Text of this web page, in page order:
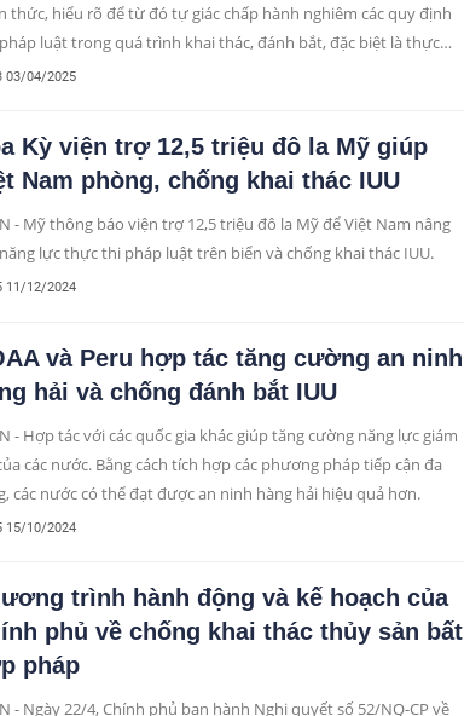
thức, hiểu rõ để từ đó tự giác chấp hành nghiêm các quy định
luật trong quá trình khai thác, đánh bắt, đặc biệt là thực
các khuyến nghị của Ủy ban châu Âu (EC) để chung tay cùng
03/04/2025
Kỳ viện trợ 12,5 triệu đô la Mỹ giúp
Nam phòng, chống khai thác IUU
- Mỹ thông báo viện trợ 12,5 triệu đô la Mỹ để Việt Nam nâng
lực thực thi pháp luật trên biển và chống khai thác IUU.
11/12/2024
và Peru hợp tác tăng cường an ninh
hải và chống đánh bắt IUU
- Hợp tác với các quốc gia khác giúp tăng cường năng lực giám
các nước. Bằng cách tích hợp các phương pháp tiếp cận đa
các nước có thể đạt được an ninh hàng hải hiệu quả hơn.
15/10/2024
trình hành động và kế hoạch của
phủ về chống khai thác thủy sản bất
pháp
- Ngày 22/4, Chính phủ ban hành Nghị quyết số 52/NQ-CP về